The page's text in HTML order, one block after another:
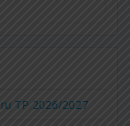
TP 2026/2027